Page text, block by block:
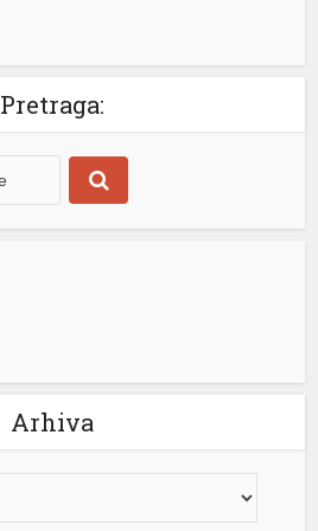
odakle je uputio poruku o
što se Ujedinjena Srpska i Stara
mi je da se mi iz […]
Pretraga:
Arhiva